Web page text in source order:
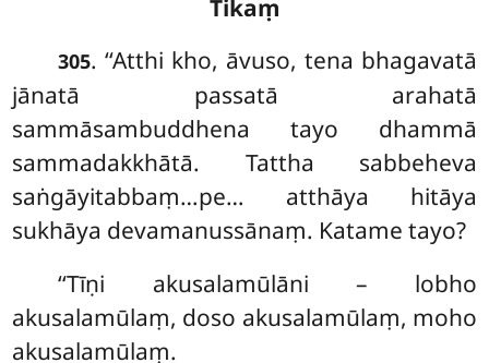
Tikaṃ
305. ‘‘Atthi kho, āvuso, tena bhagavatā
jānatā passatā arahatā
sammāsambuddhena tayo dhammā
sammadakkhātā. Tattha sabbeheva
saṅgāyitabbaṃ…pe… atthāya hitāya
sukhāya devamanussānaṃ. Katame tayo?
‘‘Tīṇi akusalamūlāni – lobho
akusalamūlaṃ, doso akusalamūlaṃ, moho
akusalamūlaṃ.